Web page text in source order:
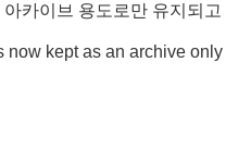
카이브 용도로만 유지되
now kept as an archive